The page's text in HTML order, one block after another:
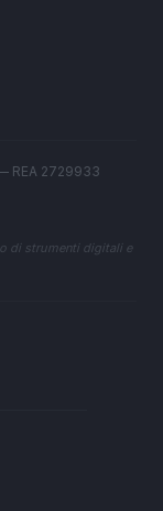
REA 2729933
di strumenti digitali e